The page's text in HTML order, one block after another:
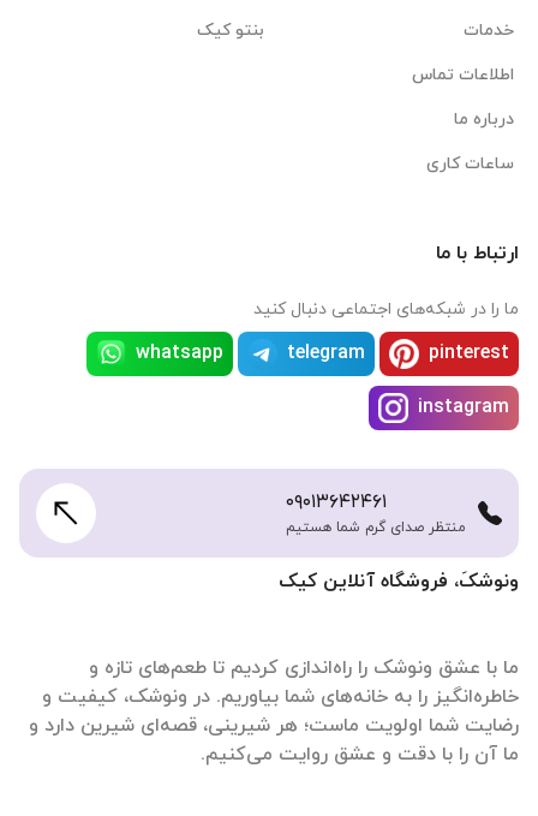
ونوشکَ، فروشگاه آنلاین کیک
ما با عشق ونوشک را راه‌اندازی کردیم تا طعم‌های تازه و
خاطره‌انگیز را به خانه‌های شما بیاوریم. در ونوشک، کیفیت و
رضایت شما اولویت ماست؛ هر شیرینی، قصه‌ای شیرین دارد و
ما آن را با دقت و عشق روایت می‌کنیم.
خدمات
اطلاعات تماس
درباره ما
ساعات کاری
بنتو کیک
ارتباط با ما
ما را در شبکه‌های اجتماعی دنبال کنید
pinterest
telegram
whatsapp
instagram
۰۹۰۱۳۶۴۲۴۶۱
منتظر صدای گرم شما هستیم